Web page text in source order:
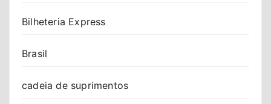
Bilheteria Express
Brasil
cadeia de suprimentos